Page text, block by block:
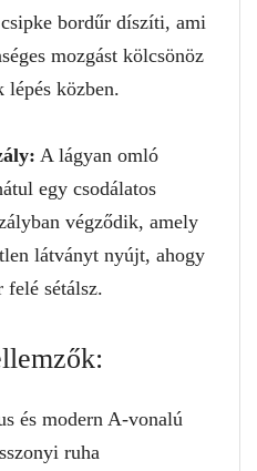
bordűr díszíti, ami
mozgást kölcsönöz
lépés közben.
A lágyan omló
egy csodálatos
végződik, amely
látványt nyújt, ahogy
felé sétálsz.
és modern A-vonalú
ruha